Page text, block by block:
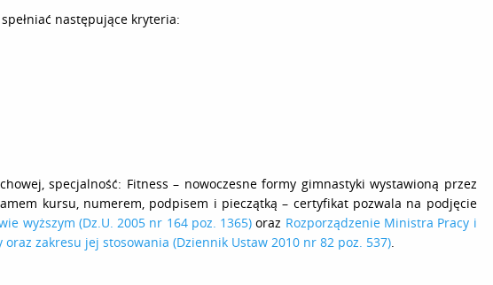
następujące kryteria:
specjalność: Fitness – nowoczesne formy gimnastyki wystawioną przez
kursu, numerem, podpisem i pieczątką – certyfikat pozwala na podjęcie
wyższym (Dz.U. 2005 nr 164 poz. 1365) oraz Rozporządzenie Ministra Pracy i
zakresu jej stosowania (Dziennik Ustaw 2010 nr 82 poz. 537).